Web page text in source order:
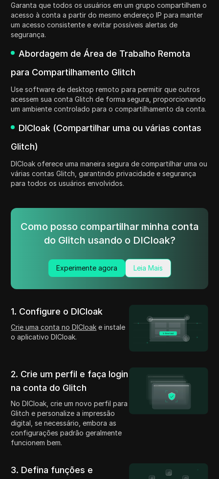
Garanta que todos os usuários em um grupo compartilhem o
acesso à conta a partir do mesmo endereço IP para manter
um acesso consistente e evitar possíveis alertas de
segurança.
Abordagem de Área de Trabalho Remota
para Compartilhamento Glitch
Use software de desktop remoto para permitir que outros
acessem sua conta Glitch de forma segura, proporcionando
um ambiente controlado para o compartilhamento da conta.
DICloak (Compartilhar uma ou várias contas
Glitch)
DICloak oferece uma maneira segura de compartilhar uma ou
várias contas Glitch, garantindo privacidade e segurança
para todos os usuários envolvidos.
Como posso compartilhar minha conta
do Glitch usando o DICloak?
Experimente agora Leia Mais
1. Configure o DICloak
Crie uma conta no DICloak e instale
o aplicativo DICloak.
2. Crie um perfil e faça login
na conta do Glitch
No DICloak, crie um novo perfil para
Glitch e personalize a impressão
digital, se necessário, embora as
configurações padrão geralmente
funcionem bem.
3. Defina funções e